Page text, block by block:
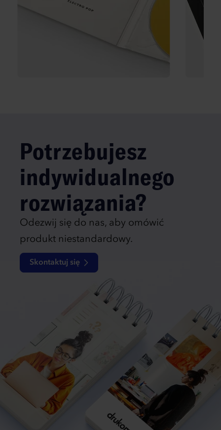
Potrzebujesz
indywidualnego
rozwiązania?
Odezwij się do nas, aby omówić
produkt niestandardowy.
Skontaktuj się